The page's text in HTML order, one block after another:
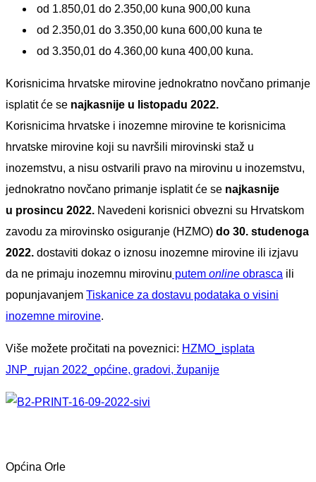
od 1.850,01 do 2.350,00 kuna 900,00 kuna
od 2.350,01 do 3.350,00 kuna 600,00 kuna te
od 3.350,01 do 4.360,00 kuna 400,00 kuna.
Korisnicima hrvatske mirovine jednokratno novčano primanje
isplatit će se najkasnije u listopadu 2022.
Korisnicima hrvatske i inozemne mirovine te korisnicima
hrvatske mirovine koji su navršili mirovinski staž u
inozemstvu, a nisu ostvarili pravo na mirovinu u inozemstvu,
jednokratno novčano primanje isplatit će se najkasnije
u prosincu 2022. Navedeni korisnici obvezni su Hrvatskom
zavodu za mirovinsko osiguranje (HZMO) do 30. studenoga
2022. dostaviti dokaz o iznosu inozemne mirovine ili izjavu
da ne primaju inozemnu mirovinu putem online obrasca ili
popunjavanjem Tiskanice za dostavu podataka o visini
inozemne mirovine.
Više možete pročitati na poveznici: HZMO_isplata
JNP_rujan 2022_općine, gradovi, županije
Općina Orle